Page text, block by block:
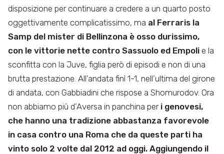
disposizione per continuare a credere a un quarto posto
oggettivamente complicatissimo, ma al Ferraris la
Samp del mister di Bellinzona è osso durissimo,
con le vittorie nette contro Sassuolo ed Empoli e la
sconfitta con la Juve, figlia però di episodi e non di una
brutta prestazione. All’andata finì 1-1, nell’ultima del girone
di andata, con Gabbiadini che rispose a Shomurodov. Ora
non abbiamo più d’Aversa in panchina per i genovesi,
che hanno una tradizione abbastanza favorevole
in casa contro una Roma che da queste parti ha
vinto solo 2 volte dal 2012 ad oggi. Aggiungendo il